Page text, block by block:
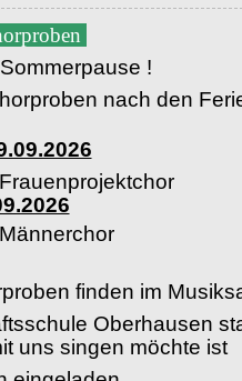
!
nach den
Männerchor
finden im
Oberhausen
uns singen möchte ist
eingeladen.